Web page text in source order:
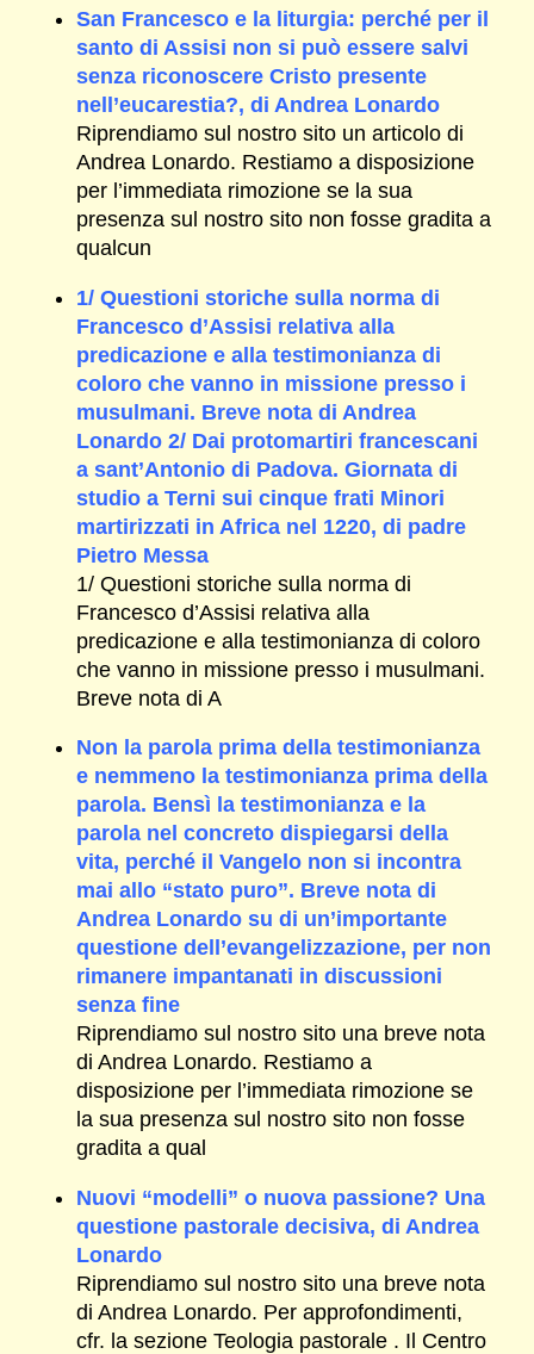
San Francesco e la liturgia: perché per il
santo di Assisi non si può essere salvi
senza riconoscere Cristo presente
nell’eucarestia?, di Andrea Lonardo
Riprendiamo sul nostro sito un articolo di
Andrea Lonardo. Restiamo a disposizione
per l’immediata rimozione se la sua
presenza sul nostro sito non fosse gradita a
qualcun
1/ Questioni storiche sulla norma di
Francesco d’Assisi relativa alla
predicazione e alla testimonianza di
coloro che vanno in missione presso i
musulmani. Breve nota di Andrea
Lonardo 2/ Dai protomartiri francescani
a sant’Antonio di Padova. Giornata di
studio a Terni sui cinque frati Minori
martirizzati in Africa nel 1220, di padre
Pietro Messa
1/ Questioni storiche sulla norma di
Francesco d’Assisi relativa alla
predicazione e alla testimonianza di coloro
che vanno in missione presso i musulmani.
Breve nota di A
Non la parola prima della testimonianza
e nemmeno la testimonianza prima della
parola. Bensì la testimonianza e la
parola nel concreto dispiegarsi della
vita, perché il Vangelo non si incontra
mai allo “stato puro”. Breve nota di
Andrea Lonardo su di un’importante
questione dell’evangelizzazione, per non
rimanere impantanati in discussioni
senza fine
Riprendiamo sul nostro sito una breve nota
di Andrea Lonardo. Restiamo a
disposizione per l’immediata rimozione se
la sua presenza sul nostro sito non fosse
gradita a qual
Nuovi “modelli” o nuova passione? Una
questione pastorale decisiva, di Andrea
Lonardo
Riprendiamo sul nostro sito una breve nota
di Andrea Lonardo. Per approfondimenti,
cfr. la sezione Teologia pastorale . Il Centro